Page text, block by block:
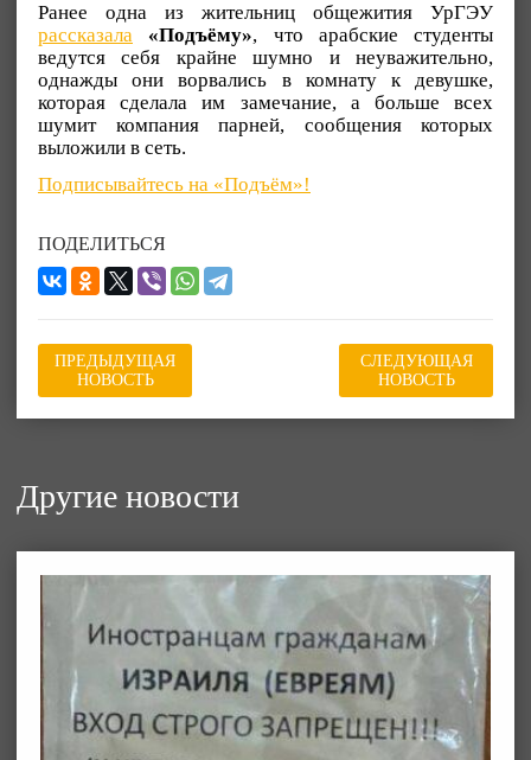
Ранее одна из жительниц общежития УрГЭУ
рассказала
«Подъёму», что арабские студенты
ведутся себя крайне шумно и неуважительно,
однажды они ворвались в комнату к девушке,
которая сделала им замечание, а больше всех
шумит компания парней, сообщения которых
выложили в сеть.
Подписывайтесь на «Подъём»!
ПОДЕЛИТЬСЯ
ПРЕДЫДУЩАЯ
НОВОСТЬ
СЛЕДУЮЩАЯ
НОВОСТЬ
Другие новости